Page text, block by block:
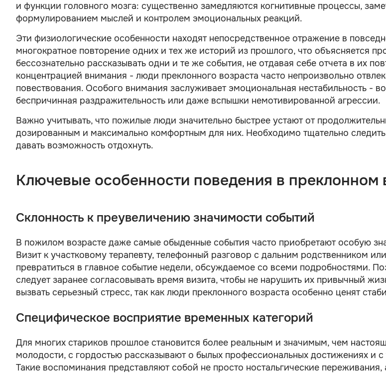
и функции головного мозга: существенно замедляются когнитивные процессы,
формулированием мыслей и контролем эмоциональных реакций.
Эти физиологические особенности находят непосредственное отражение в
многократное повторение одних и тех же историй из прошлого, что объясняется
бессознательно рассказывать одни и те же события, не отдавая себе отчета в их
концентрацией внимания - люди преклонного возраста часто непроизвольно
повествования. Особого внимания заслуживает эмоциональная нестабильность -
беспричинная раздражительность или даже вспышки немотивированной агрессии.
Важно учитывать, что пожилые люди значительно быстрее устают от
дозированным и максимально комфортным для них. Необходимо тщательно
давать возможность отдохнуть.
Ключевые особенности поведения в преклонном
Склонность к преувеличению значимости событий
В пожилом возрасте даже самые обыденные события часто приобретают особую
Визит к участковому терапевту, телефонный разговор с дальним родственником
превратиться в главное событие недели, обсуждаемое со всеми подробностями.
следует заранее согласовывать время визита, чтобы не нарушить их привычный
вызвать серьезный стресс, так как люди преклонного возраста особенно ценят
Специфическое восприятие временных категорий
Для многих стариков прошлое становится более реальным и значимым, чем
молодости, с гордостью рассказывают о былых профессиональных достижениях и
Такие воспоминания представляют собой не просто ностальгические